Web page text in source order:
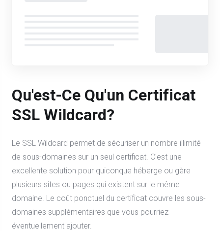
Qu'est-Ce Qu'un Certificat
SSL Wildcard?
Le SSL Wildcard permet de sécuriser un nombre illimité
de sous-domaines sur un seul certificat. C'est une
excellente solution pour quiconque héberge ou gère
plusieurs sites ou pages qui existent sur le même
domaine. Le coût ponctuel du certificat couvre les sous-
domaines supplémentaires que vous pourriez
éventuellement ajouter.